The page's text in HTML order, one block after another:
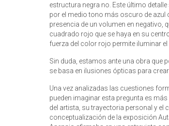
estructura negra no. Este último
por el medio tono más oscuro de azul
presencia de un volumen en negativo,
cuadrado rojo que se haya en su
fuerza del color rojo permite iluminar
Sin duda, estamos ante una obra que
se basa en ilusiones ópticas para
Una vez analizadas las cuestiones
pueden imaginar esta pregunta es
del artista, su trayectoria personal y
conceptualización de la exposición